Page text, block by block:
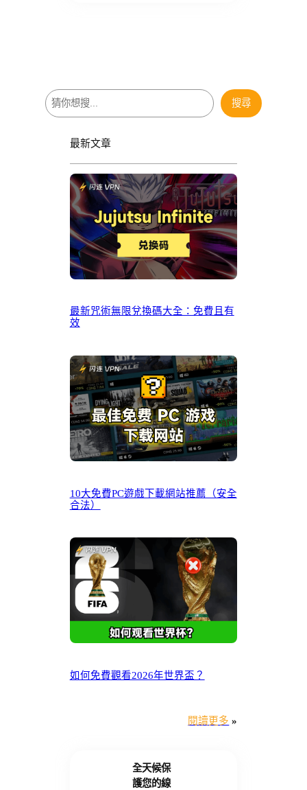
搜
尋
搜尋
最新文章
最新咒術無限兌換碼大全：免費且有
效
10大免費PC遊戲下載網站推薦（安全
合法）
如何免費觀看2026年世界盃？
閱讀更多 »
全天候保
護您的線